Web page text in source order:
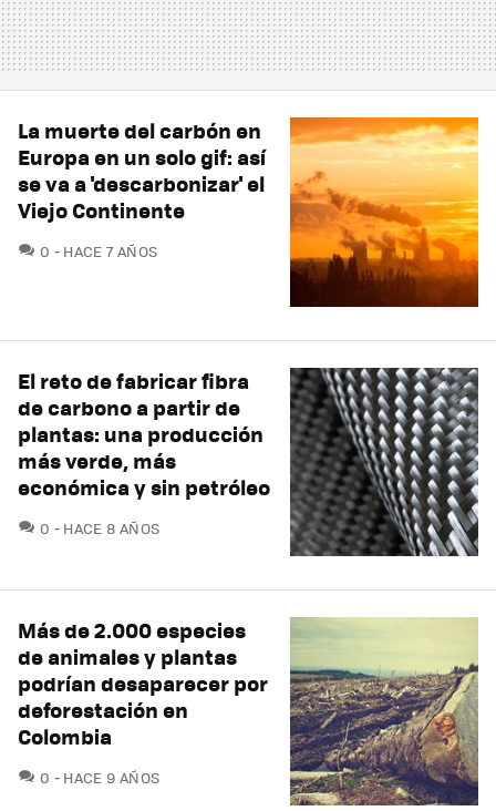
La muerte del carbón en
Europa en un solo gif: así
se va a 'descarbonizar' el
Viejo Continente
0 COMENTARIOS
HACE 7 AÑOS
El reto de fabricar fibra
de carbono a partir de
plantas: una producción
más verde, más
económica y sin petróleo
0 COMENTARIOS
HACE 8 AÑOS
Más de 2.000 especies
de animales y plantas
podrían desaparecer por
deforestación en
Colombia
0 COMENTARIOS
HACE 9 AÑOS